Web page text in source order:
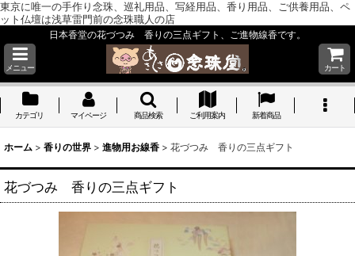
東京に唯一の手作り念珠、巡礼用品、写経用品、香り用品、ご供養用品、ペ
ット仏壇は浅草雷門前の念珠職人の店
日本香堂の花づつみ 香りの三点ギフト、ご進物線香です。
メニュー カート
カテゴリ マイページ 商品検索 ご利用案内 新着商品
ホーム > 香りの世界 > 進物用お線香 > 花づつみ 香りの三点ギフト
花づつみ 香りの三点ギフト